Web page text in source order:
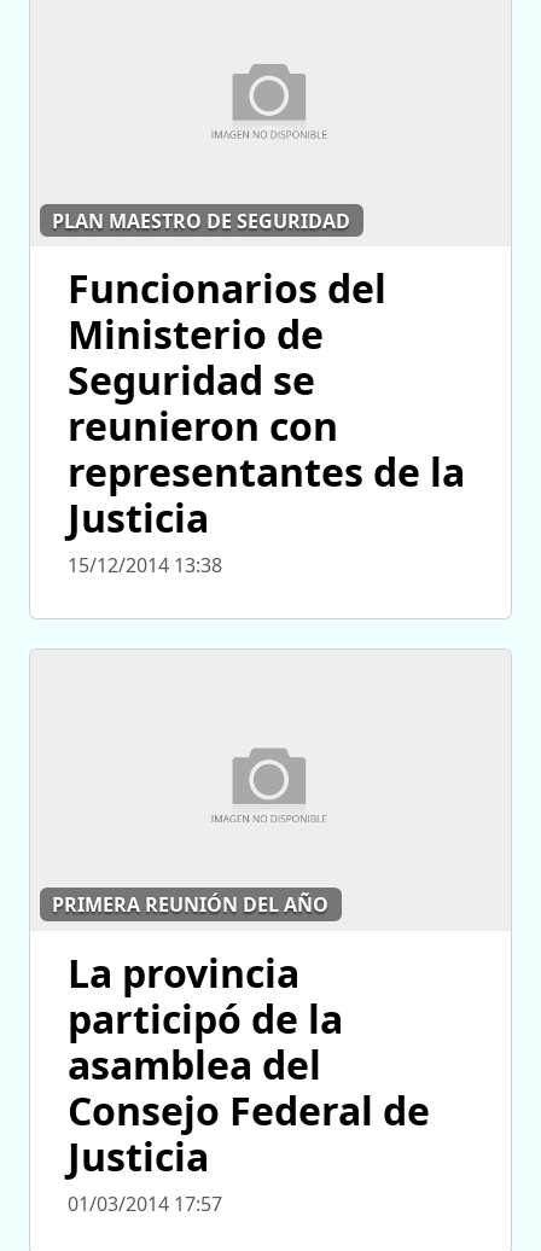
PLAN MAESTRO DE SEGURIDAD
Funcionarios del
Ministerio de
Seguridad se
reunieron con
representantes de la
Justicia
15/12/2014 13:38
PRIMERA REUNIÓN DEL AÑO
La provincia
participó de la
asamblea del
Consejo Federal de
Justicia
01/03/2014 17:57